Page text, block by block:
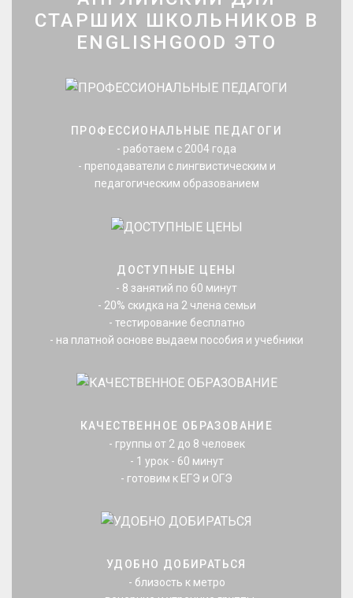
СТАРШИХ ШКОЛЬНИКОВ В
ENGLISHGOOD ЭТО
ПРОФЕССИОНАЛЬНЫЕ ПЕДАГОГИ
- работаем с 2004 года
- преподаватели с лингвистическим и
педагогическим образованием
ДОСТУПНЫЕ ЦЕНЫ
- 8 занятий по 60 минут
- 20% скидка на 2 члена семьи
- тестирование бесплатно
- на платной основе выдаем пособия и учебники
КАЧЕСТВЕННОЕ ОБРАЗОВАНИЕ
- группы от 2 до 8 человек
- 1 урок - 60 минут
- готовим к ЕГЭ и ОГЭ
УДОБНО ДОБИРАТЬСЯ
- близость к метро